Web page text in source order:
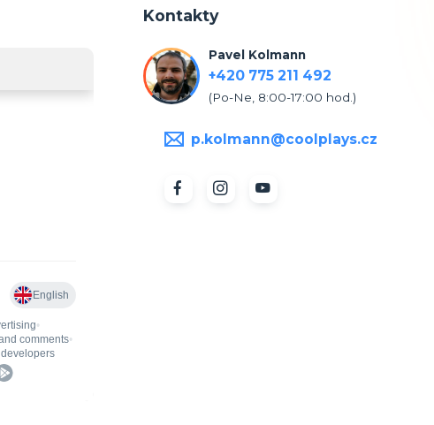
Kontakty
Pavel Kolmann
+420 775 211 492
(Po-Ne, 8:00-17:00 hod.)
p.kolmann@coolplays.cz